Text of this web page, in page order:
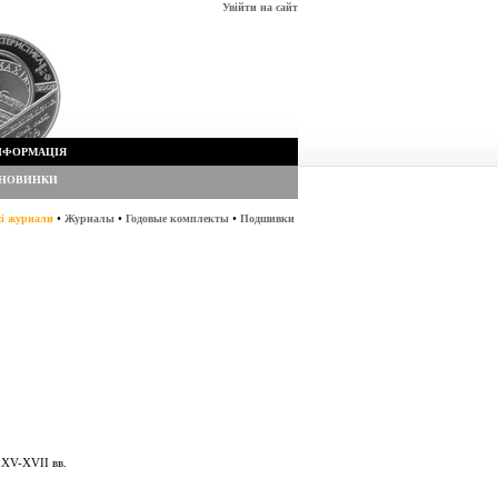
Увійти на сайт
журнали • Журналы • Годовые комплекты • Подшивки
XV-XVII вв.